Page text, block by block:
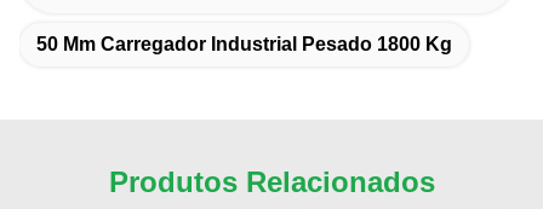
50 Mm Carregador Industrial Pesado 1800 Kg
Produtos Relacionados